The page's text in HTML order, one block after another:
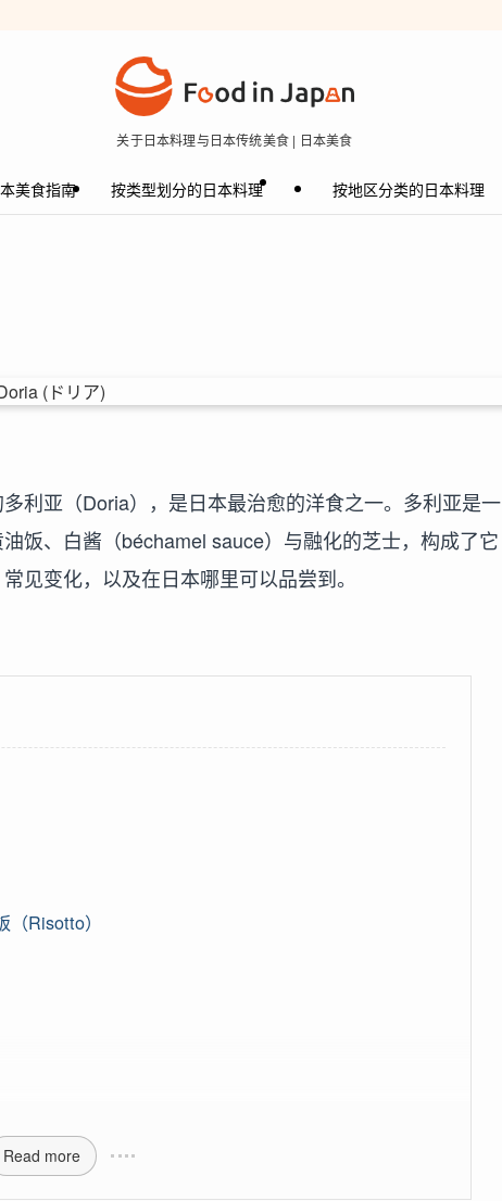
关于日本料理与日本传统美食 | 日本美食
美食指南 按类型划分的日本料理 按地区分类的日本料理
利亚（Doria），是日本最治愈的洋食之一。多利亚是一
饭、白酱（béchamel sauce）与融化的芝士，构成了它
见变化，以及在日本哪里可以品尝到。
Risotto）
Read more